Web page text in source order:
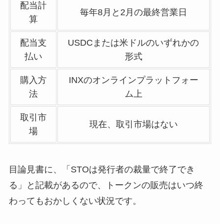
配当計
算
毎年8月と2月の最終営業日
配当支
払い
USDCまたは米ドルのいずれかの
形式
購入方
法
INXのオンラインプラットフォー
ム上
取引市
場
現在、取引市場はない
目論見書に、「STOは発行者の裁量で終了でき
る」と記載があるので、トークンの販売はいつ終
わってもおかしくない状況です。